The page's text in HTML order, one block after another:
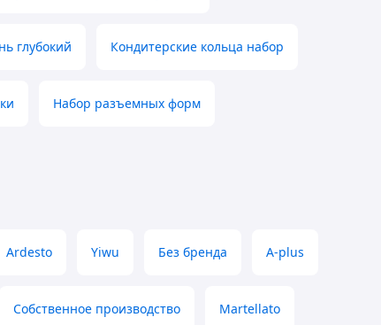
глубокий Кондитерские кольца набор
Набор разъемных форм
Ardesto Yiwu Без бренда A-plus
Собственное производство Martellato